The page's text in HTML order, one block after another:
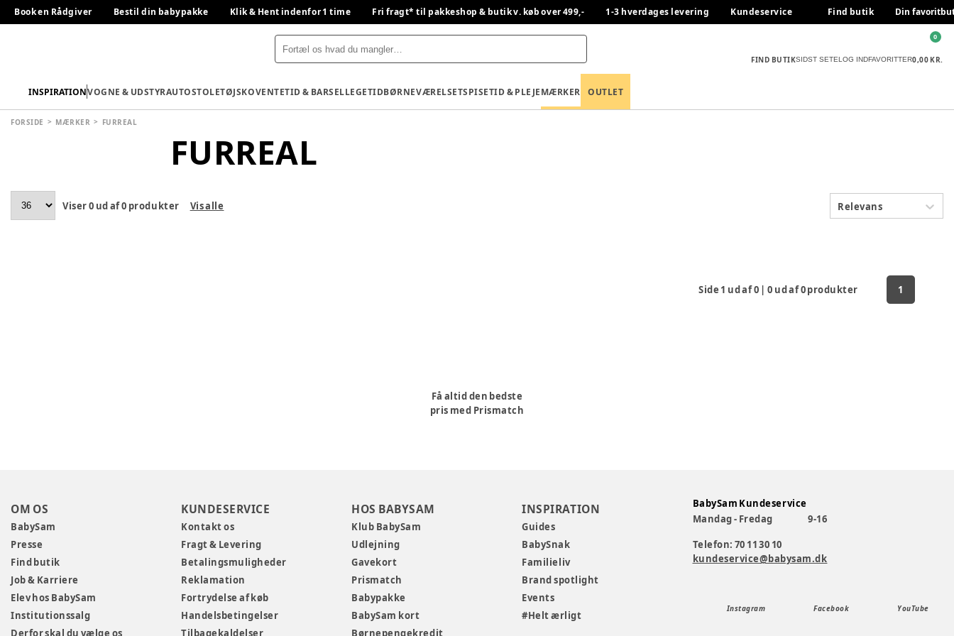
Book en Rådgiver Bestil din babypakke Klik & Hent indenfor 1 time Fri fragt* til pakkeshop & butik v. køb over 499,- 1-3 hverdages levering Kundeservice Find butik Din
FIND BUTIKSIDST SETELOG INDFAVORITTER0,00 KR.
0
INSPIRATIONVOGNE & UDSTYRAUTOSTOLETØJSKOVENTETID & BARSELLEGETIDBØRNEVÆRELSETSPISETID & PLEJEMÆRKER OUTLET
FORSIDE MÆRKER FURREAL
FURREAL
Viser0 ud af0 produkter Vis alle Relevans
Side 1 ud af0 |0 ud af0produkter 1
Få altid den bedste
pris med Prismatch
OM OS
BabySam
Presse
Find butik
Job & Karriere
Elev hos BabySam
Institutionssalg
Derfor skal du vælge os
KUNDESERVICE
Kontakt os
Fragt & Levering
Betalingsmuligheder
Reklamation
Fortrydelse af køb
Handelsbetingelser
Tilbagekaldelser
HOS BABYSAM
Klub BabySam
Udlejning
Gavekort
Prismatch
Babypakke
BabySam kort
Børnepengekredit
INSPIRATION
Guides
BabySnak
Familieliv
Brand spotlight
Events
#Helt ærligt
BabySam Kundeservice
Mandag - Fredag
9-16
Telefon: 70 11 30 10
kundeservice@babysam.dk
Instagram Facebook YouTube